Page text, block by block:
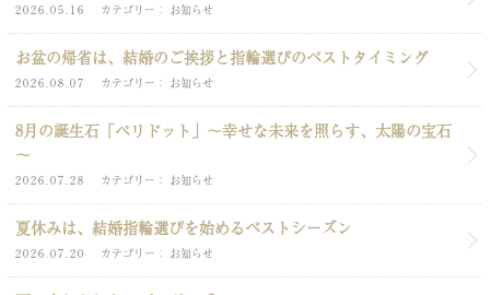
2026.05.16 カテゴリー お知らせ
お盆の帰省は、結婚のご挨拶と指輪選びのベストタイミング
2026.08.07 カテゴリー お知らせ
8月の誕生石「ペリドット」～幸せな未来を照らす、太陽の宝石
～
2026.07.28 カテゴリー お知らせ
夏休みは、結婚指輪選びを始めるベストシーズン
2026.07.20 カテゴリー お知らせ